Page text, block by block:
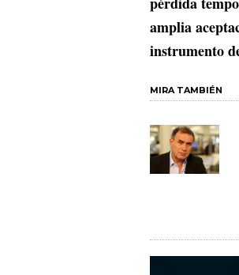
amplia
instrumento
MIRA TAMBIÉN